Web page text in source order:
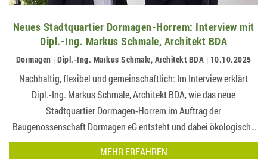
Neues Stadtquartier Dormagen-Horrem: Interview mit
Dipl.-Ing. Markus Schmale, Architekt BDA
Dormagen | Dipl.-Ing. Markus Schmale, Architekt BDA | 10.10.2025
Nachhaltig, flexibel und gemeinschaftlich: Im Interview erklärt
Dipl.-Ing. Markus Schmale, Architekt BDA, wie das neue
Stadtquartier Dormagen-Horrem im Auftrag der
Baugenossenschaft Dormagen eG entsteht und dabei ökologische
Verantwortung mit zukunftsfähiger Architektur ve…
MEHR ERFAHREN